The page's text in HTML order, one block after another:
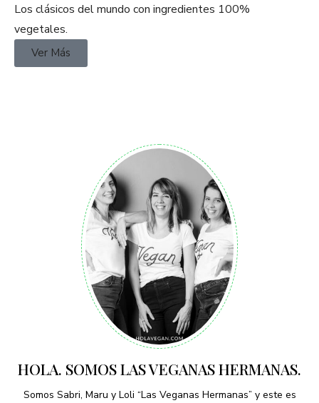
Los clásicos del mundo con ingredientes 100%
vegetales.
Ver Más
HOLA. SOMOS LAS VEGANAS HERMANAS.
Somos Sabri, Maru y Loli “Las Veganas Hermanas” y este es